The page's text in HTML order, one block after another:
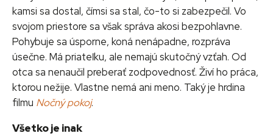
kamsi sa dostal, čímsi sa stal, čo-to si zabezpečil. Vo
svojom priestore sa však správa akosi bezpohlavne.
Pohybuje sa úsporne, koná nenápadne, rozpráva
úsečne. Má priateľku, ale nemajú skutočný vzťah. Od
otca sa nenaučil preberať zodpovednosť. Živí ho práca,
ktorou nežije. Vlastne nemá ani meno. Taký je hrdina
filmu Nočný pokoj.
Všetko je inak